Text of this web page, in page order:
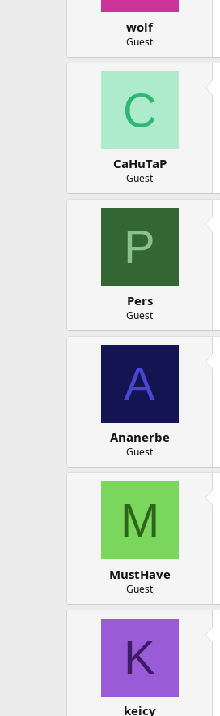
wolf
Guest
C
CaHuTaP
Guest
P
Pers
Guest
A
Ananerbe
Guest
M
MustHave
Guest
K
keicy